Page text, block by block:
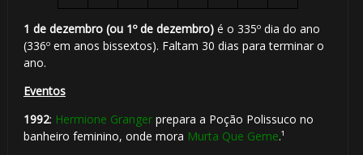
1 de dezembro (ou 1º de dezembro)é o 335º dia do ano
(336º em anos bissextos). Faltam 30 dias para terminar o
ano.
Eventos
1992: Hermione Grangerprepara a Poção Polissuco no
banheiro feminino, onde mora Murta Que Geme.¹
⚡
8️⃣
🎂